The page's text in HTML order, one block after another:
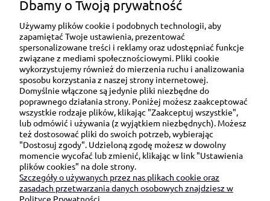
Ul. Brukowa 6/8 lok. 57/58
91-341 Łódź
NIP: 6751510615
SKONTAKTUJ SIĘ Z NAMI:
sklep@be-happygifts.com
+48 690 172 872
Dbamy o Twoją prywatność
Używamy plików cookie i podobnych technologii, aby
zapamiętać Twoje ustawienia, prezentować
spersonalizowane treści i reklamy oraz udostępniać funkcje
związane z mediami społecznościowymi. Pliki cookie
wykorzystujemy również do mierzenia ruchu i analizowania
sposobu korzystania z naszej strony internetowej.
Domyślnie włączone są jedynie pliki niezbędne do
poprawnego działania strony. Poniżej możesz zaakceptować
wszystkie rodzaje plików, klikając "Zaakceptuj wszystkie",
lub odmówić i używania (z wyjątkiem niezbędnych). Możesz
też dostosować pliki do swoich potrzeb, wybierając
"Dostosuj zgody". Udzieloną zgodę możesz w dowolny
momencie wycofać lub zmienić, klikając w link "Ustawienia
plików cookies" na dole strony.
Szczegóły o używanych przez nas plikach cookie oraz
zasadach przetwarzania danych osobowych znajdziesz w
Polityce Prywatności.